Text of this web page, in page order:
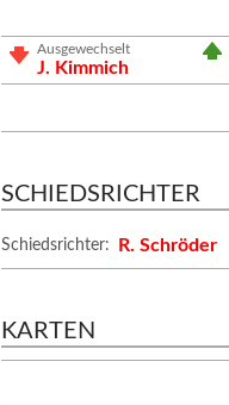
Ausgewechselt
J. Kimmich
SCHIEDSRICHTER
Schiedsrichter: R. Schröder
KARTEN